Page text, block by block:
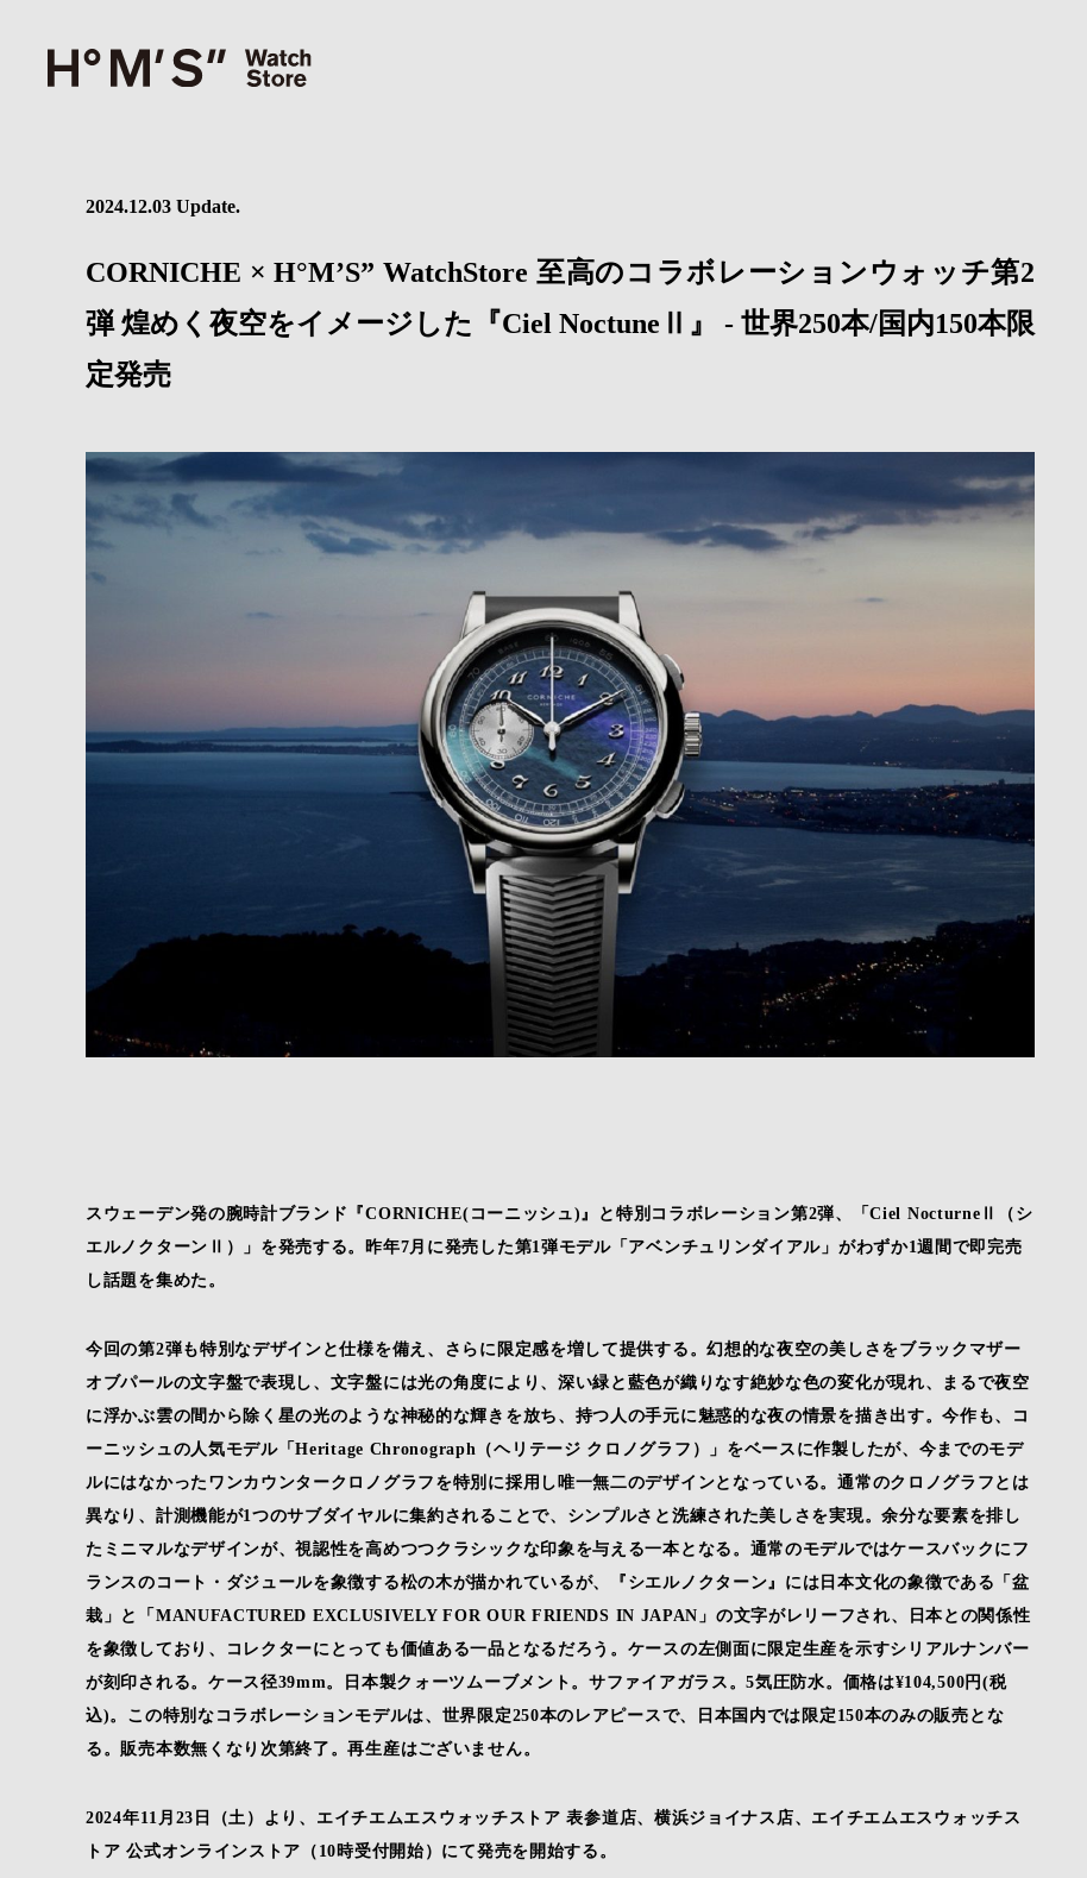
2024.12.03 Update.
CORNICHE × H°M’S” WatchStore 至高のコラボレーションウォッチ第2
弾 煌めく夜空をイメージした『Ciel NoctuneⅡ』 - 世界250本/国内150本限
定発売
スウェーデン発の腕時計ブランド『CORNICHE(コーニッシュ)』と特別コラボレーション第2弾、「Ciel NocturneⅡ（シ
エルノクターンⅡ）」を発売する。昨年7月に発売した第1弾モデル「アベンチュリンダイアル」がわずか1週間で即完売
し話題を集めた。
今回の第2弾も特別なデザインと仕様を備え、さらに限定感を増して提供する。幻想的な夜空の美しさをブラックマザー
オブパールの文字盤で表現し、文字盤には光の角度により、深い緑と藍色が織りなす絶妙な色の変化が現れ、まるで夜空
に浮かぶ雲の間から除く星の光のような神秘的な輝きを放ち、持つ人の手元に魅惑的な夜の情景を描き出す。今作も、コ
ーニッシュの人気モデル「Heritage Chronograph（ヘリテージ クロノグラフ）」をベースに作製したが、今までのモデ
ルにはなかったワンカウンタークロノグラフを特別に採用し唯一無二のデザインとなっている。通常のクロノグラフとは
異なり、計測機能が1つのサブダイヤルに集約されることで、シンプルさと洗練された美しさを実現。余分な要素を排し
たミニマルなデザインが、視認性を高めつつクラシックな印象を与える一本となる。通常のモデルではケースバックにフ
ランスのコート・ダジュールを象徴する松の木が描かれているが、『シエルノクターン』には日本文化の象徴である「盆
栽」と「MANUFACTURED EXCLUSIVELY FOR OUR FRIENDS IN JAPAN」の文字がレリーフされ、日本との関係性
を象徴しており、コレクターにとっても価値ある一品となるだろう。ケースの左側面に限定生産を示すシリアルナンバー
が刻印される。ケース径39mm。日本製クォーツムーブメント。サファイアガラス。5気圧防水。価格は¥104,500円(税
込)。この特別なコラボレーションモデルは、世界限定250本のレアピースで、日本国内では限定150本のみの販売とな
る。販売本数無くなり次第終了。再生産はございません。
2024年11月23日（土）より、エイチエムエスウォッチストア 表参道店、横浜ジョイナス店、エイチエムエスウォッチス
トア 公式オンラインストア（10時受付開始）にて発売を開始する。